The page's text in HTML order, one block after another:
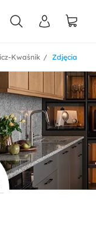
Zdjęcia
Kwaśnik